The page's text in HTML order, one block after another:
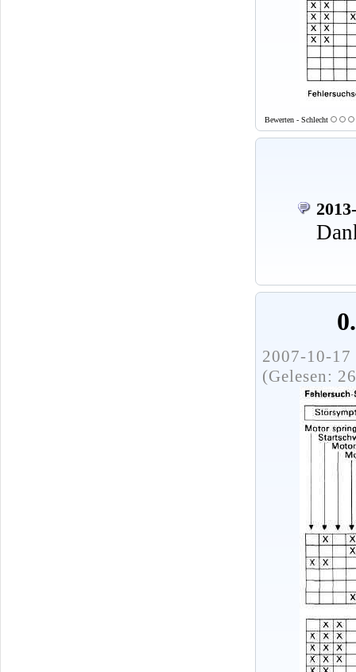
Bewerten - Schlecht
2007-10-
(Gelesen: